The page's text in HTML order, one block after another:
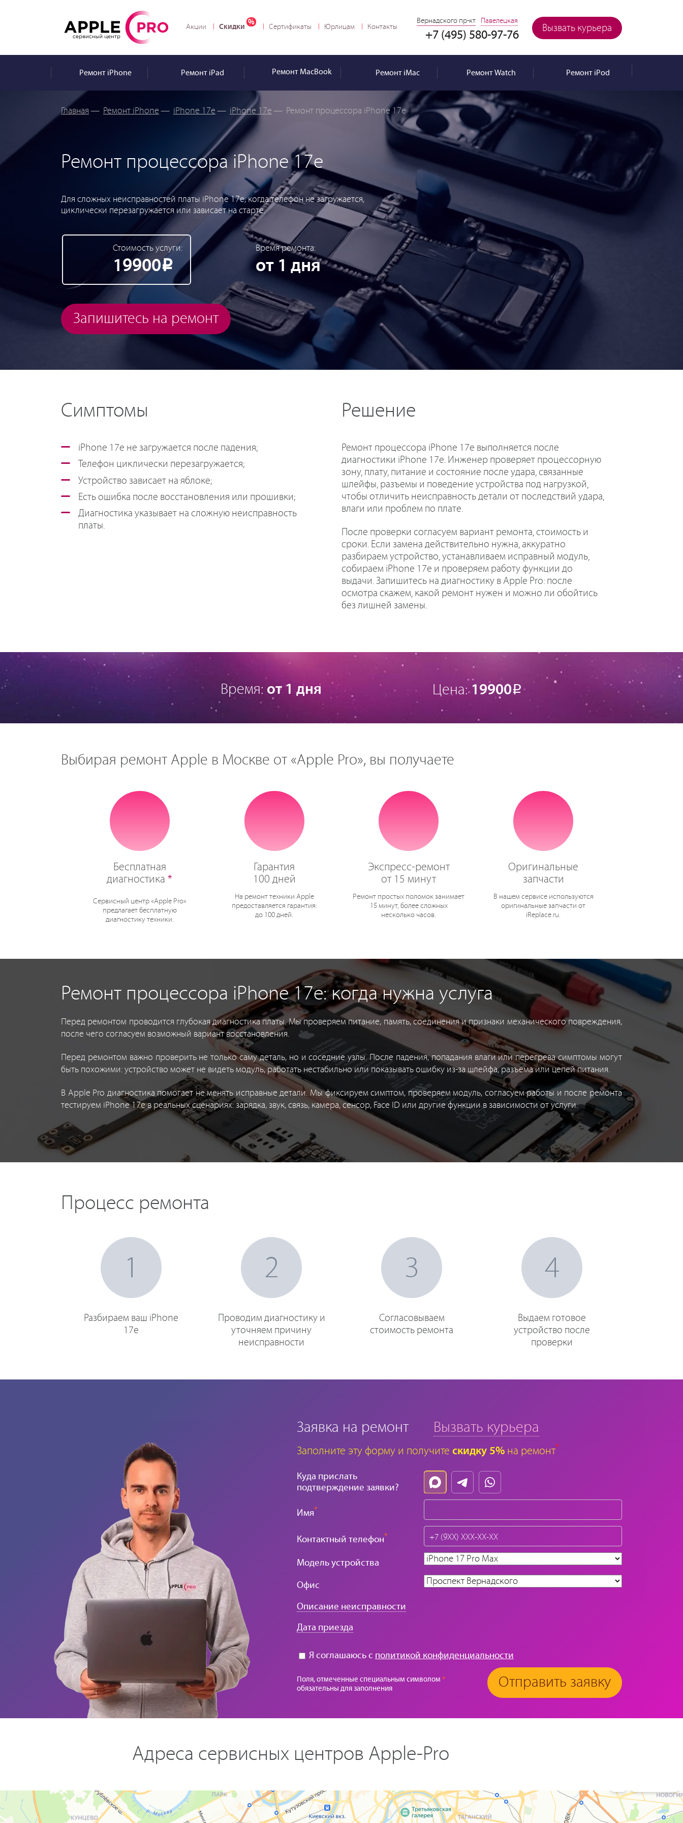
Вызвать курьера
Вернадского пр-кт Павелецкая
+7 (495) 580-97-76
Акции Скидки Сертификаты Юрлицам Контакты
РемонтiPhone РемонтiPad Ремонт MacBook РемонтiMac РемонтWatch РемонтiPod
Главная — Ремонт iPhone — iPhone 17e — iPhone 17e — Ремонт процессора iPhone 17e
Ремонт процессора iPhone 17e
Для сложных неисправностей платы iPhone 17e, когда телефон не загружается,
циклически перезагружается или зависает на старте.
Стоимость услуги:
19900Р
Время ремонта:
от 1 дня
Запишитесь на ремонт
Симптомы
iPhone 17e не загружается после падения;
Телефон циклически перезагружается;
Устройство зависает на яблоке;
Есть ошибка после восстановления или прошивки;
Диагностика указывает на сложную неисправность
платы.
Решение
Ремонт процессора iPhone 17e выполняется после
диагностики iPhone 17e. Инженер проверяет процессорную
зону, плату, питание и состояние после удара, связанные
шлейфы, разъемы и поведение устройства под нагрузкой,
чтобы отличить неисправность детали от последствий удара,
влаги или проблем по плате.
После проверки согласуем вариант ремонта, стоимость и
сроки. Если замена действительно нужна, аккуратно
разбираем устройство, устанавливаем исправный модуль,
собираем iPhone 17e и проверяем работу функции до
выдачи. Запишитесь на диагностику в Apple Pro: после
осмотра скажем, какой ремонт нужен и можно ли обойтись
без лишней замены.
Время: от 1 дня Цена:19900Р
Выбирая ремонт Apple в Москве от «Apple Pro», вы получаете
Бесплатная
диагностика*
Сервисный центр «Apple Pro»
предлагает бесплатную
диагностику техники.
Гарантия
100 дней
На ремонт техники Apple
предоставляется гарантия:
до 100 дней.
Экспресс-ремонт
от 15 минут
Ремонт простых поломок занимает
15 минут, более сложных
несколько часов.
Оригинальные
запчасти
В нашем сервисе используются
оригинальные запчасти от
iReplace.ru.
Ремонт процессора iPhone 17e: когда нужна услуга
Перед ремонтом проводится глубокая диагностика платы. Мы проверяем питание, память, соединения и признаки механического повреждения,
после чего согласуем возможный вариант восстановления.
Перед ремонтом важно проверить не только саму деталь, но и соседние узлы. После падения, попадания влаги или перегрева симптомы могут
быть похожими: устройство может не видеть модуль, работать нестабильно или показывать ошибку из-за шлейфа, разъема или цепей питания.
В Apple Pro диагностика помогает не менять исправные детали. Мы фиксируем симптом, проверяем модуль, согласуем работы и после ремонта
тестируем iPhone 17e в реальных сценариях: зарядка, звук, связь, камера, сенсор, Face ID или другие функции в зависимости от услуги.
Процесс ремонта
1
Разбираем ваш iPhone
17e
2
Проводим диагностику и
уточняем причину
неисправности
3
Согласовываем
стоимость ремонта
4
Выдаем готовое
устройство после
проверки
Заявка на ремонт Вызвать курьера
Заполните эту форму и получите скидку 5% на ремонт*
Куда прислать
подтверждение заявки?
Имя*
Контактный телефон*
Модель устройства
Офис
Описание неисправности
Дата приезда
Я соглашаюсь с политикой конфиденциальности
Поля, отмеченные специальным символом *
обязательны для заполнения
Отправить заявку
Адреса сервисных центров Apple-Pro